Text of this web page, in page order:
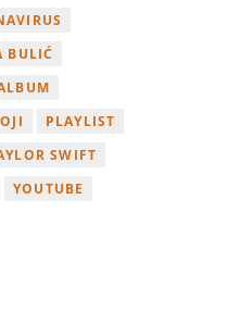
BULIĆ
PLAYLIST
SWIFT
YOUTUBE